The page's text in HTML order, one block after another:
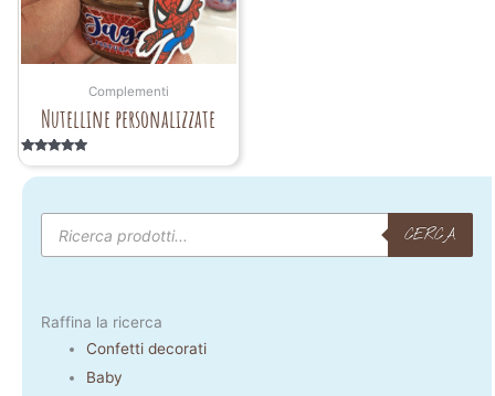
Complementi
Nutelline personalizzate
Valutato
5.00
Products
search
CERCA
Raffina la ricerca
Confetti decorati
Baby